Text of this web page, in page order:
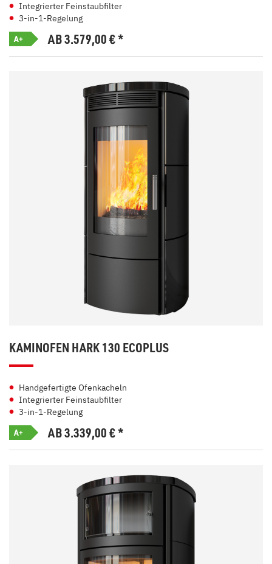
Integrierter Feinstaubfilter
3-in-1-Regelung
A+ AB 3.579,00€*
KAMINOFEN HARK 130 ECOPLUS
Handgefertigte Ofenkacheln
Integrierter Feinstaubfilter
3-in-1-Regelung
A+ AB 3.339,00€*